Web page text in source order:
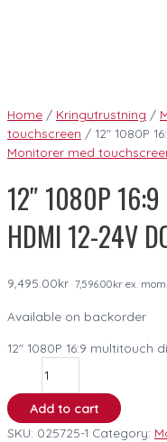
Home / Kringutrustning /
touchscreen / 12″ 1080P
Monitorer med
12″ 1080P
HDMI 12-24V
9,495.00kr 7,596.00kr ex.
Available on backorder
12" 1080P 16:9 multitouch
Add to cart
SKU: 025725-1 Category: